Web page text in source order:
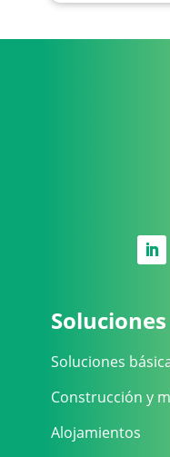
Soluciones
Soluciones
Construcción y
Alojamientos